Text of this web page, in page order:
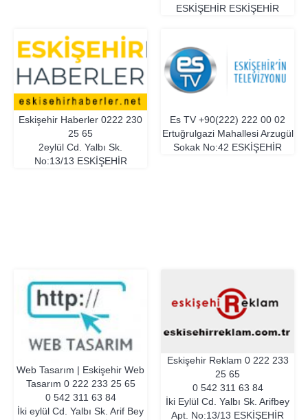
ESKİŞEHİR ESKIŞEHIR
Eskişehir Haberler 0222 230
25 65
2eylül Cd. Yalbı Sk.
No:13/13 ESKIŞEHIR
Es TV +90(222) 222 00 02
Ertuğrulgazi Mahallesi Arzugül
Sokak No:42 ESKIŞEHIR
Web Tasarım | Eskişehir Web
Tasarım 0 222 233 25 65
0 542 311 63 84
İki eylül Cd. Yalbı Sk. Arif Bey
Eskişehir Reklam 0 222 233
25 65
0 542 311 63 84
İki Eylül Cd. Yalbı Sk. Arifbey
Apt. No:13/13 ESKIŞEHIR